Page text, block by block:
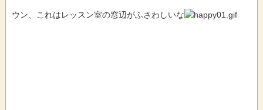
ウン、これはレッスン室の窓辺がふさわしいな